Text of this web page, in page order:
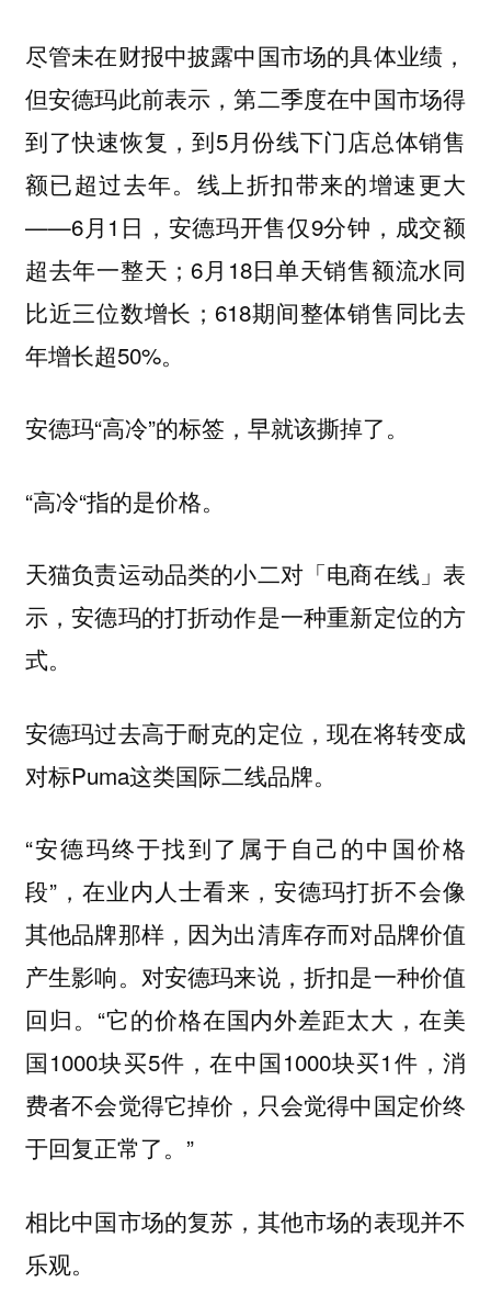
尽管未在财报中披露中国市场的具体业绩，
但安德玛此前表示，第二季度在中国市场得
到了快速恢复，到5月份线下门店总体销售
额已超过去年。线上折扣带来的增速更大
——6月1日，安德玛开售仅9分钟，成交额
超去年一整天；6月18日单天销售额流水同
比近三位数增长；618期间整体销售同比去
年增长超50%。
安德玛“高冷”的标签，早就该撕掉了。
“高冷“指的是价格。
天猫负责运动品类的小二对「电商在线」表
示，安德玛的打折动作是一种重新定位的方
式。
安德玛过去高于耐克的定位，现在将转变成
对标Puma这类国际二线品牌。
“安德玛终于找到了属于自己的中国价格
段”，在业内人士看来，安德玛打折不会像
其他品牌那样，因为出清库存而对品牌价值
产生影响。对安德玛来说，折扣是一种价值
回归。“它的价格在国内外差距太大，在美
国1000块买5件，在中国1000块买1件，消
费者不会觉得它掉价，只会觉得中国定价终
于回复正常了。”
相比中国市场的复苏，其他市场的表现并不
乐观。